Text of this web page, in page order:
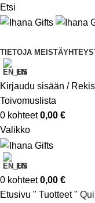
Etsi
TIETOJA MEISTÄ
EN
Kirjaudu sisään /
Toivomuslista
0 kohteet 0,00 €
Valikko
EN
0 kohteet 0,00 €
Etusivu " Tuotteet"